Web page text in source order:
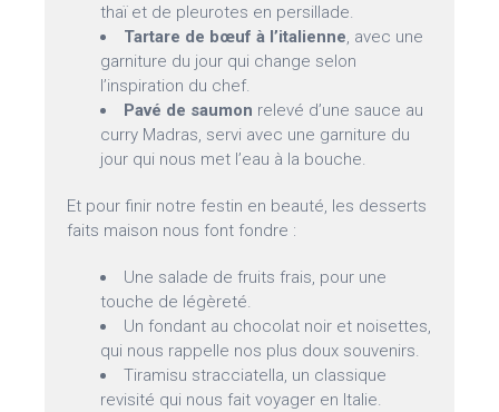
thaï et de pleurotes en persillade.
Tartare de bœuf à l’italienne, avec une
garniture du jour qui change selon
l’inspiration du chef.
Pavé de saumon relevé d’une sauce au
curry Madras, servi avec une garniture du
jour qui nous met l’eau à la bouche.
Et pour finir notre festin en beauté, les desserts
faits maison nous font fondre :
Une salade de fruits frais, pour une
touche de légèreté.
Un fondant au chocolat noir et noisettes,
qui nous rappelle nos plus doux souvenirs.
Tiramisu stracciatella, un classique
revisité qui nous fait voyager en Italie.